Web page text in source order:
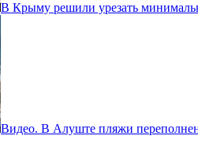
В Крыму решили урезать
Видео. В Алуште пляжи